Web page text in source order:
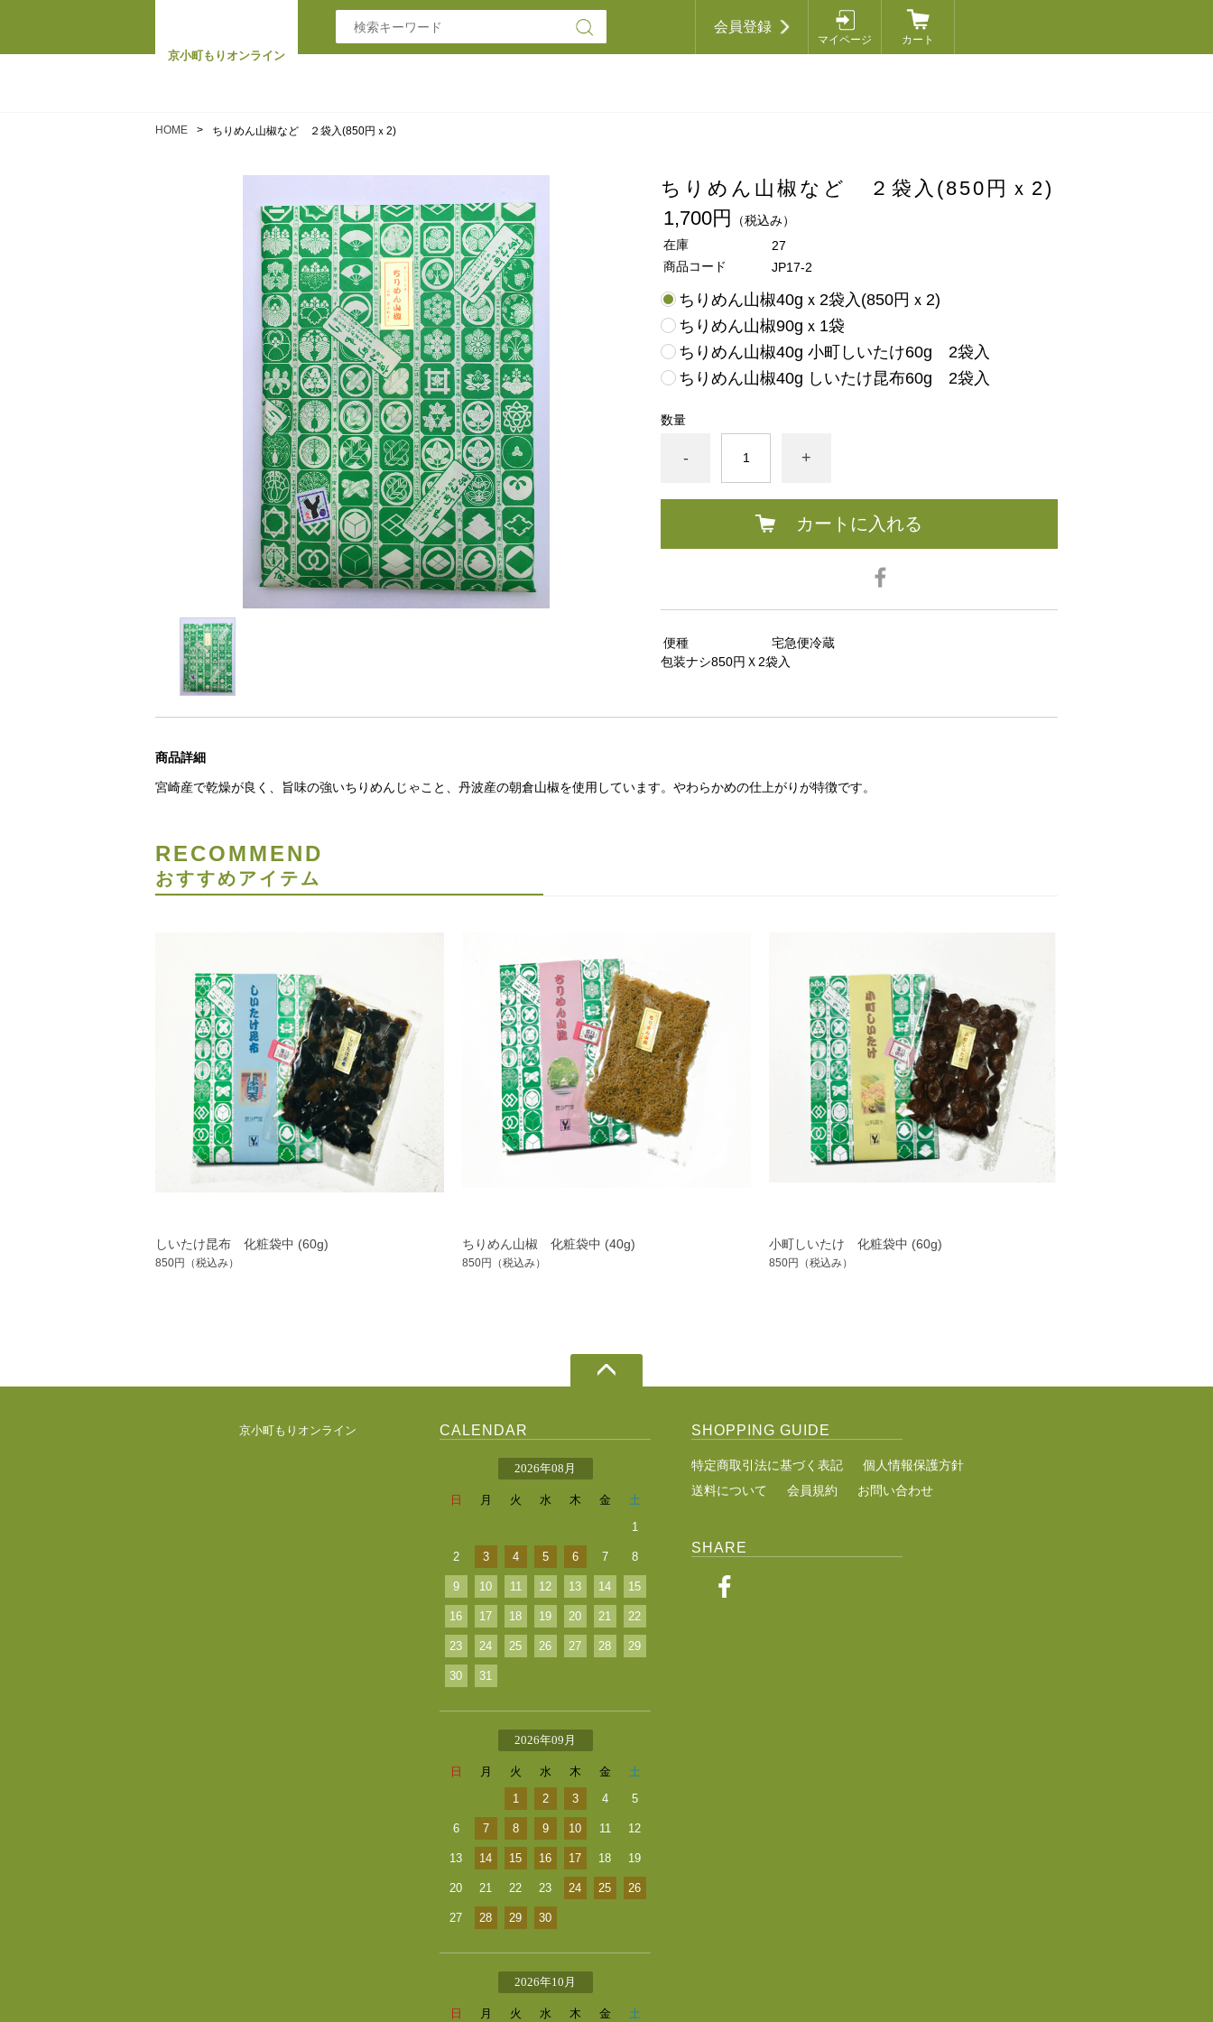
京小町もりオンライン
会員登録
マイページ カート
HOME ちりめん山椒など ２袋入(850円ｘ2)
ちりめん山椒など ２袋入(850円ｘ2)
1,700円
（税込み）
在庫
27
商品コード
JP17-2
ちりめん山椒40gｘ2袋入(850円ｘ2)
ちりめん山椒90gｘ1袋
ちりめん山椒40g 小町しいたけ60g 2袋入
ちりめん山椒40g しいたけ昆布60g 2袋入
数量
- +
カートに入れる
便種
宅急便冷蔵
包装ナシ850円Ｘ2袋入
商品詳細
宮崎産で乾燥が良く、旨味の強いちりめんじゃこと、丹波産の朝倉山椒を使用しています。やわらかめの仕上がりが特徴です。
RECOMMEND
おすすめアイテム
しいたけ昆布 化粧袋中 (60g)
850円 （税込み）
ちりめん山椒 化粧袋中 (40g)
850円 （税込み）
小町しいたけ 化粧袋中 (60g)
850円 （税込み）
京小町もりオンライン CALENDAR
2026年08月
日 月 火 水 木 金
土
1
2 3 4 5 6 7 8
9 10 11 12 13 14 15
16 17 18 19 20 21 22
23 24 25 26 27 28 29
30 31
2026年09月
日 月 火 水 木 金
土
1
2 3 4 5
6 7 8 9 10 11 12
13 14 15 16 17 18 19
20 21 22 23 24 25 26
27 28 29 30
2026年10月
日 月 火 水 木 金 土
SHOPPING GUIDE
特定商取引法に基づく表記
個人情報保護方針
送料について
会員規約 お問い合わせ
SHARE